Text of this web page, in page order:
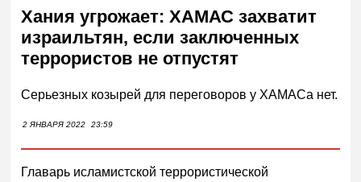
Хания угрожает: ХАМАС захватит
израильтян, если заключенных
террористов не отпустят
Серьезных козырей для переговоров у ХАМАСа нет.
2 ЯНВАРЯ 2022 23:59
Главарь исламистской террористической